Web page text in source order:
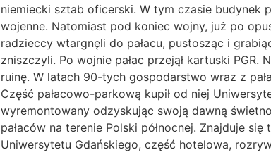
niemiecki sztab oficerski. W tym czasie budynek
wojenne. Natomiast pod koniec wojny, już po
radzieccy wtargnęli do pałacu, pustosząc i
zniszczyli. Po wojnie pałac przejął kartuski
ruinę. W latach 90-tych gospodarstwo wraz z
Część pałacowo-parkową kupił od niej
wyremontowany odzyskując swoją dawną
pałaców na terenie Polski północnej. Znajduje
Uniwersytetu Gdańskiego, część hotelowa,